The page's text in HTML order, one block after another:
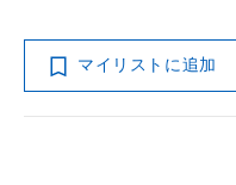
マイリストに追加